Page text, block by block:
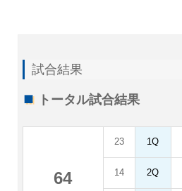
試合結果
トータル試合結果
64
23 1Q
14 2Q